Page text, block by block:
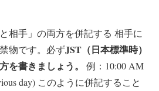
相手」の両方を併記する 相手に
物です。必ずJST（日本標準時）
を書きましょう。
例：10:00 AM
day) このように併記すること